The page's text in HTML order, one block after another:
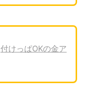
付けっぱOKの金ア